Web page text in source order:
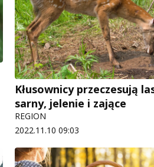
Kłusownicy przeczesują
sarny, jelenie i zające
REGION
2022.11.10 09:03